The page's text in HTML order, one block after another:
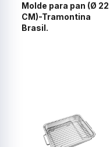
Molde para pan (Ø 22
CM)-Tramontina
Brasil.